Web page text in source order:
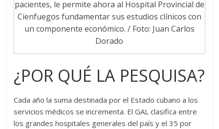
pacientes, le permite ahora al Hospital Provincial de
Cienfuegos fundamentar sus estudios clínicos con
un componente económico. / Foto: Juan Carlos
Dorado
¿POR QUÉ LA PESQUISA?
Cada año la suma destinada por el Estado cubano a los
servicios médicos se incrementa. El GAL clasifica entre
los grandes hospitales generales del país y el 35 por